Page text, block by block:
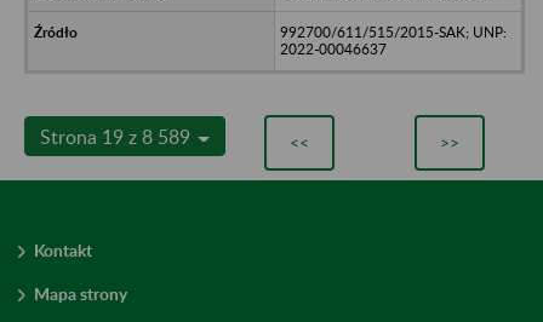
992700/611/515/2015-SAK; UNP:
2022-00046637
Strona 19 z 8 589 << >>
Kontakt
Mapa strony